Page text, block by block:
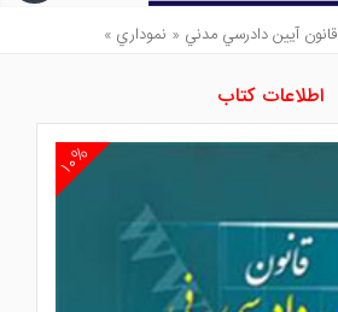
قانون آيين دادرسي مدني « نموداري »
اطلاعات کتاب
۱۰%